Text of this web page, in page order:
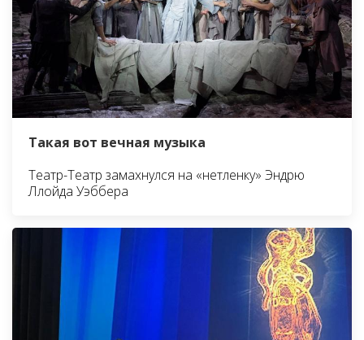
Такая вот вечная музыка
Театр-Театр замахнулся на «нетленку» Эндрю
Ллойда Уэббера